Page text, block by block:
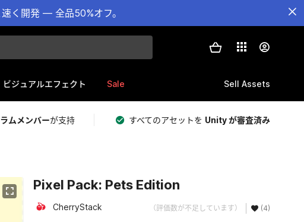
く開発 — 全品50%オフ。
ビジュアルエフェクト Sale Sell Assets
ムメンバーが支持 すべてのアセットを Unity が審査済み
Pixel Pack: Pets Edition
CherryStack （評価数が不足しています） (4)